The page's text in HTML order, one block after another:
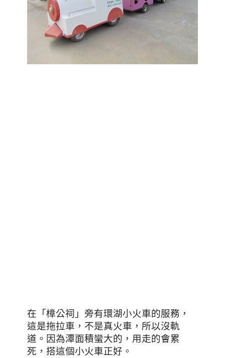
在 「樟公祠」旁有環湖小火車的服務，
這是拖拉車，不是真火車，所以沒軌
道。因為潭面積蠻大的，用走的會累
死，搭這個小火車正好。